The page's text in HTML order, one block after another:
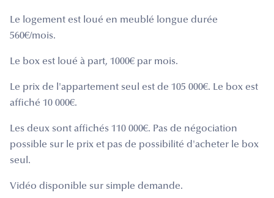
Le logement est loué en meublé longue durée
560€/mois.
Le box est loué à part, 1000€ par mois.
Le prix de l'appartement seul est de 105 000€. Le box est
affiché 10 000€.
Les deux sont affichés 110 000€. Pas de négociation
possible sur le prix et pas de possibilité d'acheter le box
seul.
Vidéo disponible sur simple demande.